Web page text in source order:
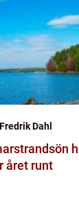
Fredrik Dahl
havsnära
året runt